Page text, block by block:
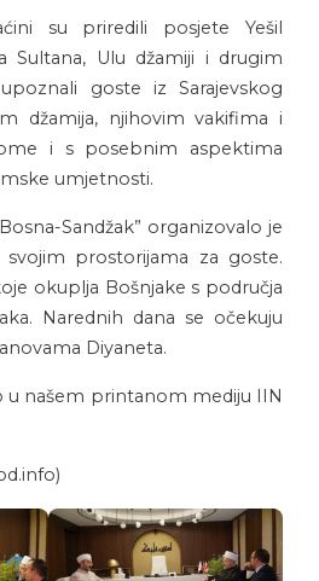
su priredili posjete Yešil
Sultana, Ulu džamiji i drugim
goste iz Sarajevskog
džamija, njihovim vakifima i
i s posebnim aspektima
umjetnosti.
Sandžak” organizovalo je
prostorijama za goste.
okuplja Bošnjake s područja
Narednih dana se očekuju
Diyaneta.
u našem printanom mediju IIN